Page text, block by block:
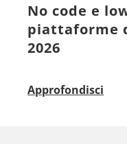
No code e
piattaforme
2026
Approfondisci